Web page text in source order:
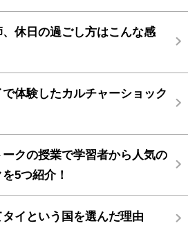
休日の過ごし方はこんな感
体験したカルチャーショック
クの授業で学習者から人気の
5つ紹介！
イという国を選んだ理由